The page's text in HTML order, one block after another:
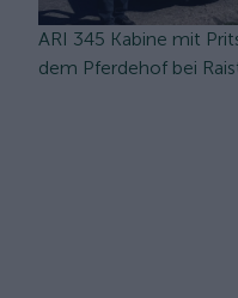
ARI 345 Kabine mit
dem Pferdehof bei